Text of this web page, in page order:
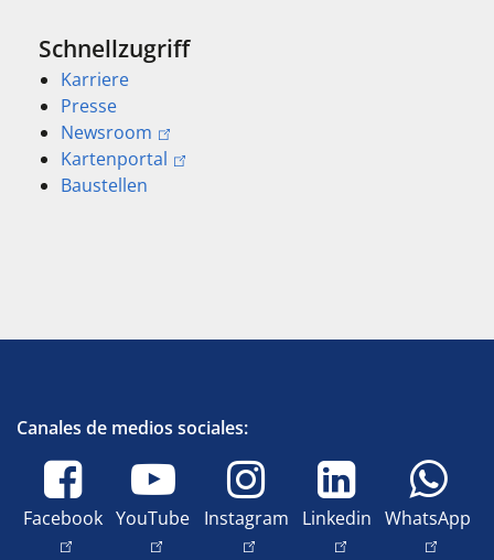
Schnellzugriff
Karriere
Presse
Newsroom
Kartenportal
Baustellen
Canales de medios sociales:
Facebook YouTube Instagram Linkedin WhatsApp